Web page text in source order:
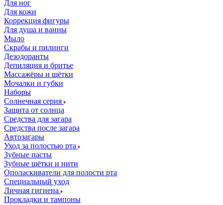
Для ног
Для кожи
Коррекция фигуры
Для душа и ванны
Мыло
Скрабы и пилинги
Дезодоранты
Депиляция и бритье
Массажёры и щётки
Мочалки и губки
Наборы
Солнечная серия
Защита от солнца
Средства для загара
Средства после загара
Автозагары
Уход за полостью рта
Зубные пасты
Зубные щётки и нити
Ополаскиватели для полости рта
Специальный уход
Личная гигиена
Прокладки и тампоны